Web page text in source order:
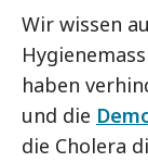
Wir wissen
haben
und die
die Cholera